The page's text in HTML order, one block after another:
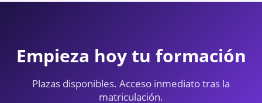
Empieza hoy tu formación
Plazas disponibles. Acceso inmediato tras la
matriculación.